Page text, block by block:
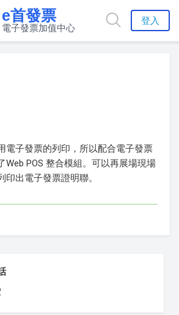
e首發票
電子發票加值中心
登入
電子發票的列印，所以配合電子發票
Web POS 整合模組。可以再展場現場
印出電子發票證明聯。